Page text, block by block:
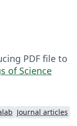
PDF file to
of Science
Journal articles